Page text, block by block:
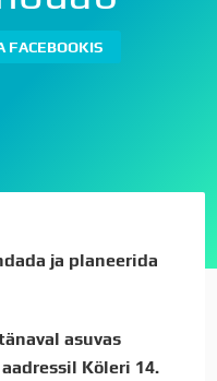
FACEBOOKIS
ja planeerida
asuvas
Köleri 14.